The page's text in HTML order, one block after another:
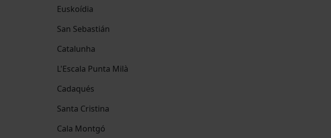
Euskoídia
San Sebastián
Catalunha
L'Escala Punta Milà
Cadaqués
Santa Cristina
Cala Montgó